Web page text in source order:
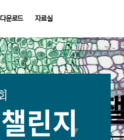
다운로드 자료실
생생물